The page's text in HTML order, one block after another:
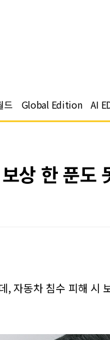
드 Global Edition AI
상 한 푼도
, 자동차 침수 피해 시